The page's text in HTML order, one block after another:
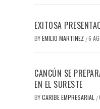
EXITOSA
BYEMILIO MARTINEZ /6
CANCÚN SE
EN EL SURESTE
BYCARIBE EMPRESARIAL /